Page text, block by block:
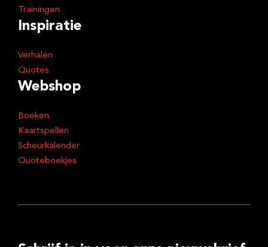
Trainingen
Inspiratie
Verhalen
Quotes
Webshop
Boeken
Kaartspellen
Scheurkalender
Quoteboekjes